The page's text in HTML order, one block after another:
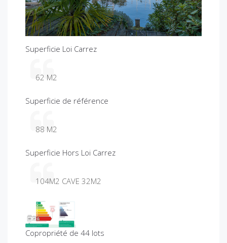
u
s
Superficie Loi Carrez
62 M2
Superficie de référence
88 M2
Superficie Hors Loi Carrez
104M2 CAVE 32M2
Copropriété de 44 lots